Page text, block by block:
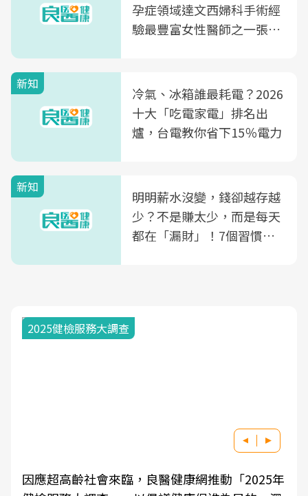
孕症領域達文西婦科手術經
驗最豐富女性醫師之一張永
光田醫院建構360度女性健
康照護生態圈
新知
冷氣、冰箱誰最耗電？2026
十大「吃電家電」排名出
爐，台電教你省下15％電力
新知
明明薪水沒變，錢卻越存越
少？不是賺太少，而是每天
都在「漏財」！7個習慣一
2025健檢服務大調查
因應超高齡社會來臨，良醫健康網推動「2025年